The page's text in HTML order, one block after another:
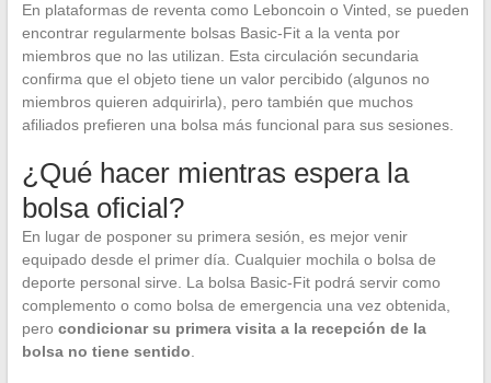
En plataformas de reventa como Leboncoin o Vinted, se pueden
encontrar regularmente bolsas Basic-Fit a la venta por
miembros que no las utilizan. Esta circulación secundaria
confirma que el objeto tiene un valor percibido (algunos no
miembros quieren adquirirla), pero también que muchos
afiliados prefieren una bolsa más funcional para sus sesiones.
¿Qué hacer mientras espera la
bolsa oficial?
En lugar de posponer su primera sesión, es mejor venir
equipado desde el primer día. Cualquier mochila o bolsa de
deporte personal sirve. La bolsa Basic-Fit podrá servir como
complemento o como bolsa de emergencia una vez obtenida,
pero condicionar su primera visita a la recepción de la
bolsa no tiene sentido.